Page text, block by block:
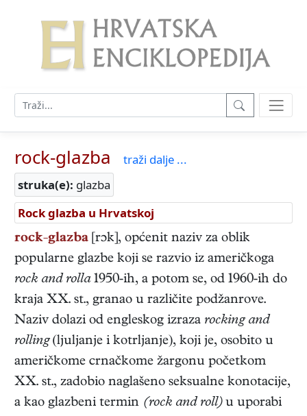
rock-glazba
traži dalje ...
struka(e): glazba
Rock glazba u Hrvatskoj
rock-glazba [rɔk], općenit naziv za oblik
popularne glazbe koji se razvio iz američkoga
rock and rolla1950-ih, a potom se, od 1960-ih do
kraja XX. st., granao u različite podžanrove.
Naziv dolazi od engleskog izraza rocking and
rolling(ljuljanje i kotrljanje), koji je, osobito u
američkome crnačkome žargonu početkom
XX. st., zadobio naglašeno seksualne konotacije,
a kao glazbeni termin (rock and roll)u uporabi